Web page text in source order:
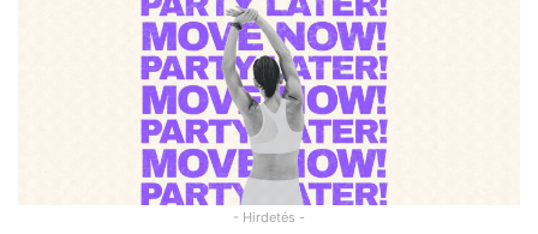
- Hirdetés -